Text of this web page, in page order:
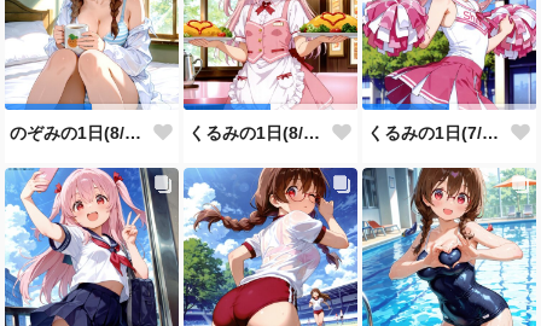
のぞみの1日(8/2投稿分) くるみの1日(8/1投稿分) くるみの1日(7/31投稿分)